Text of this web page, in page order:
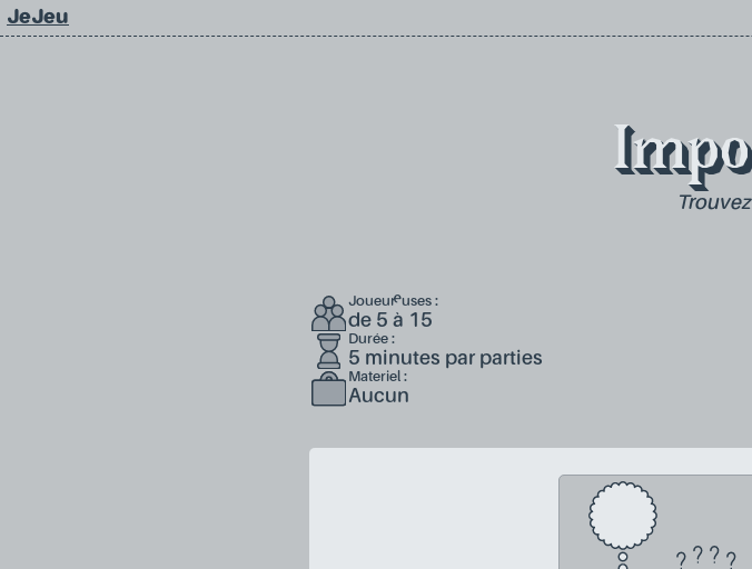
JeJeu
Joueur·euses :
de 5 à 15
Durée :
5 minutes par parties
Materiel :
Aucun